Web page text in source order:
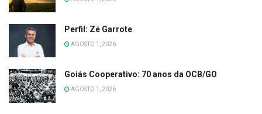
Perfil: Zé Garrote
AGOSTO 1, 2026
Goiás Cooperativo: 70 anos da OCB/GO
AGOSTO 1, 2026